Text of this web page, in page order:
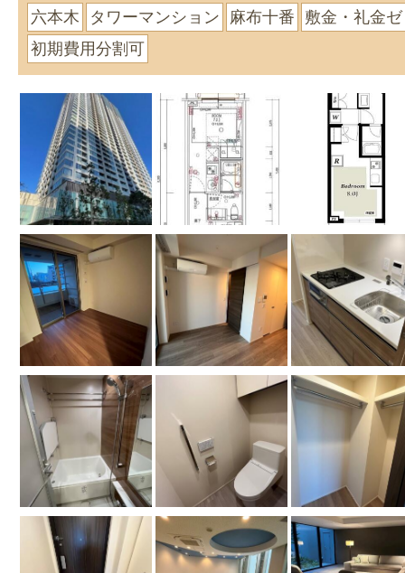
六本木 タワーマンション 麻布十番
敷金・礼金
初期費用分割可